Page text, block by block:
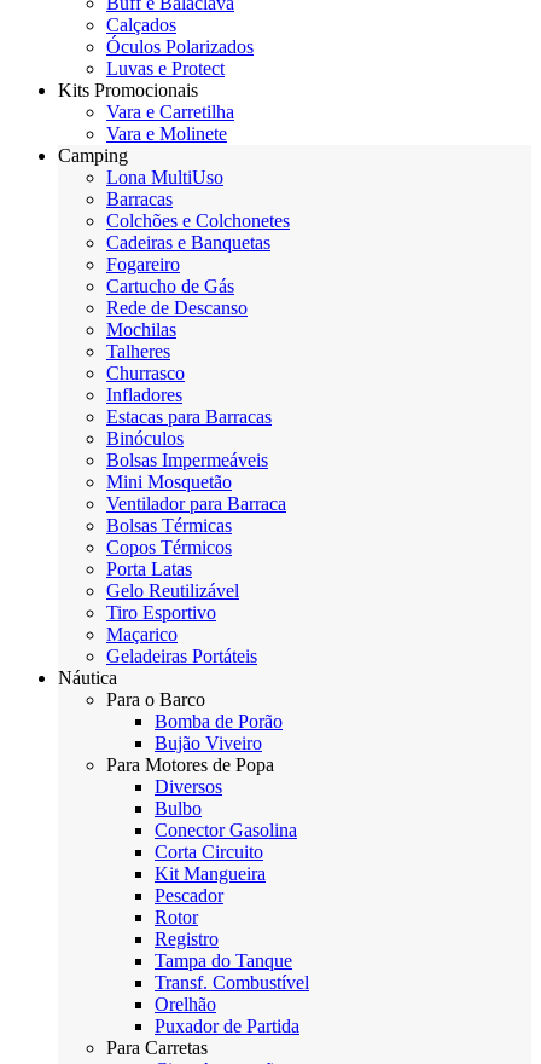
Calçados
Óculos Polarizados
Luvas e Protect
Kits Promocionais
Vara e Carretilha
Vara e Molinete
Camping
Lona MultiUso
Barracas
Colchões e Colchonetes
Cadeiras e Banquetas
Fogareiro
Cartucho de Gás
Rede de Descanso
Mochilas
Talheres
Churrasco
Infladores
Estacas para Barracas
Binóculos
Bolsas Impermeáveis
Mini Mosquetão
Ventilador para Barraca
Bolsas Térmicas
Copos Térmicos
Porta Latas
Gelo Reutilizável
Tiro Esportivo
Maçarico
Geladeiras Portáteis
Náutica
Para o Barco
Bomba de Porão
Bujão Viveiro
Para Motores de Popa
Diversos
Bulbo
Conector Gasolina
Corta Circuito
Kit Mangueira
Pescador
Rotor
Registro
Tampa do Tanque
Transf. Combustível
Orelhão
Puxador de Partida
Para Carretas